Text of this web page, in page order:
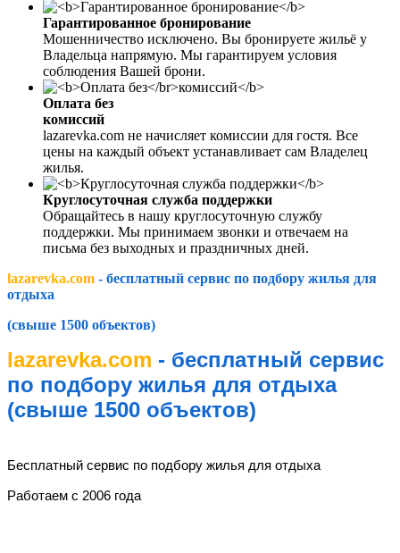
Гарантированное бронирование
Мошенничество исключено. Вы бронируете жильё у
Владельца напрямую. Мы гарантируем условия
соблюдения Вашей брони.
Оплата без
комиссий
lazarevka.com не начисляет комиссии для гостя. Все
цены на каждый объект устанавливает сам Владелец
жилья.
Круглосуточная служба поддержки
Обращайтесь в нашу круглосуточную службу
поддержки. Мы принимаем звонки и отвечаем на
письма без выходных и праздничных дней.
lazarevka.com - бесплатный сервис по подбору жилья для
отдыха
(свыше 1500 объектов)
lazarevka.com - бесплатный сервис
по подбору жилья для отдыха
(свыше 1500 объектов)
Бесплатный сервис по подбору жилья для отдыха
Работаем с 2006 года